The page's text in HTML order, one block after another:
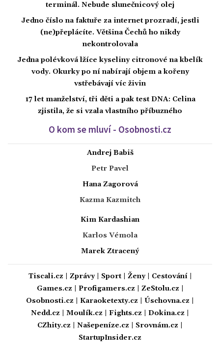
terminál. Nebude slunečnicový olej
Jedno číslo na faktuře za internet prozradí, jestli
(ne)přeplácíte. Většina Čechů ho nikdy
nekontrolovala
Jedna polévková lžíce kyseliny citronové na kbelík
vody. Okurky po ní nabírají objem a kořeny
vstřebávají víc živin
17 let manželství, tři děti a pak test DNA: Celina
zjistila, že si vzala vlastního příbuzného
O kom se mluví - Osobnosti.cz
Andrej Babiš
Petr Pavel
Hana Zagorová
Kazma Kazmitch
Kim Kardashian
Karlos Vémola
Marek Ztracený
Tiscali.cz Zprávy| Sport| Ženy| Cestování|
Games.cz
Profigamers.cz ZeStolu.cz
Osobnosti.cz
Karaoketexty.cz Úschovna.cz
Nedd.cz
Moulík.cz Fights.cz Dokina.cz
CZhity.cz
Našepeníze.cz Srovnám.cz
StartupInsider.cz